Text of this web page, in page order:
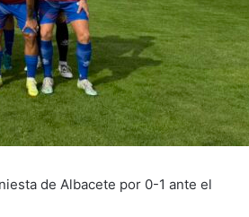
de Albacete por 0-1 ante el